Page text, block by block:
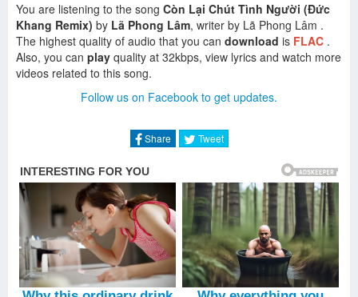
You are listening to the song Còn Lại Chút Tình Người (Đức
Khang Remix) by Lã Phong Lâm, writer by Lã Phong Lâm .
The highest quality of audio that you can download is FLAC .
Also, you can play quality at 32kbps, view lyrics and watch more
videos related to this song.
Follow us on Facebook to get updates.
Share Tweet